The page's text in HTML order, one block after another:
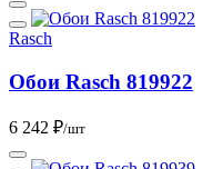
Rasch
Обои Rasch 819922
6 242 ₽/шт